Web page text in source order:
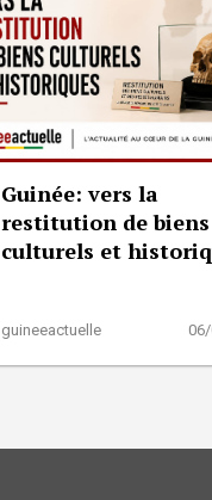
Guinée: vers la
restitution de biens
culturels et
guineeactuelle